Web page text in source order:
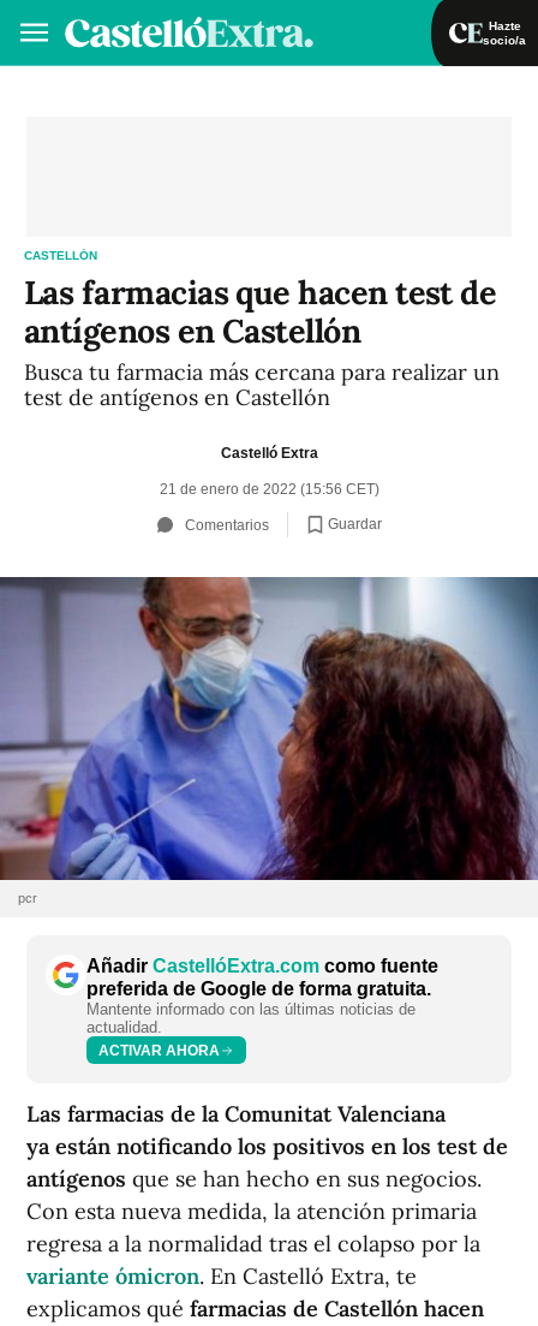
Hazte
socio/a
CASTELLÓN
Las farmacias que hacen test de
antígenos en Castellón
Busca tu farmacia más cercana para realizar un
test de antígenos en Castellón
Castelló Extra
21 de enero de 2022 (15:56 CET)
Comentarios Guardar
pcr
Añadir CastellóExtra.com como fuente
preferida de Google de forma gratuita.
Mantente informado con las últimas noticias de
actualidad.
ACTIVAR AHORA
Las farmacias de la Comunitat Valenciana
ya están notificando los positivos en los test de
antígenos que se han hecho en sus negocios.
Con esta nueva medida, la atención primaria
regresa a la normalidad tras el colapso por la
variante ómicron. En Castelló Extra, te
explicamos qué farmacias de Castellón hacen